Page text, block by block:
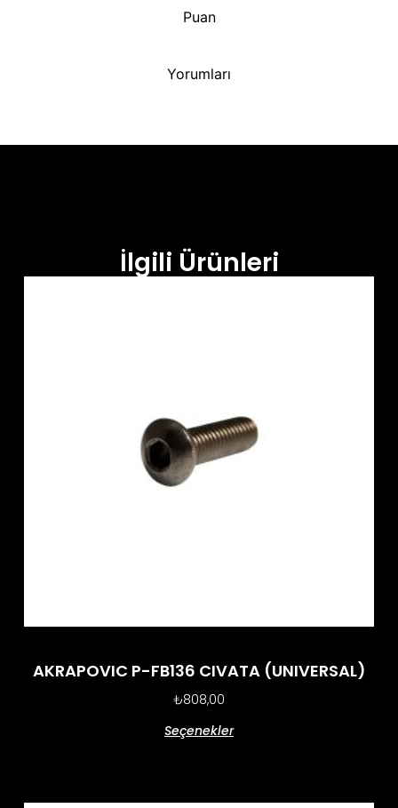
Puan
Yorumları
İlgili Ürünleri
AKRAPOVIC P-FB136 CIVATA (UNIVERSAL)
₺808,00
Seçenekler